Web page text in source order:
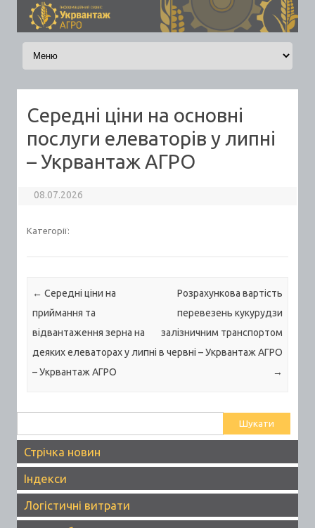
Skip to content
Середні ціни на основні
послуги елеваторів у липні
– Укрвантаж АГРО
08.07.2026
Категорії:
Post navigation
← Середні ціни на
приймання та
відвантаження зерна на
деяких елеваторах у липні
– Укрвантаж АГРО
Розрахункова вартість
перевезень кукурудзи
залізничним транспортом
в червні – Укрвантаж АГРО
→
Стрічка новин
Індекси
Логістичні витрати